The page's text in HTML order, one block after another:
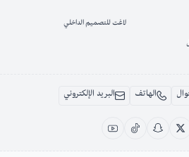
لاغت للتصميم الداخلي
الهاتف البريد الإلكتروني